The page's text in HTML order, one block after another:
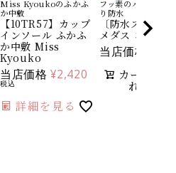
Miss Kyoukoのふかふ
か中敷
【10TR57】カップ
インソール ふかふ
か中敷 Miss
Kyouko
当店価格 ¥2,420
税込
詳細を見る
フッ素のパワーで
り防水
〔防水スプレ
メダス コロン
当店価格
カートに入
れる